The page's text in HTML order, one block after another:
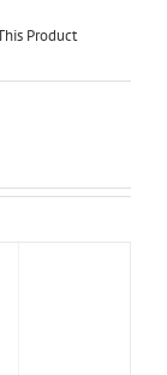
Product